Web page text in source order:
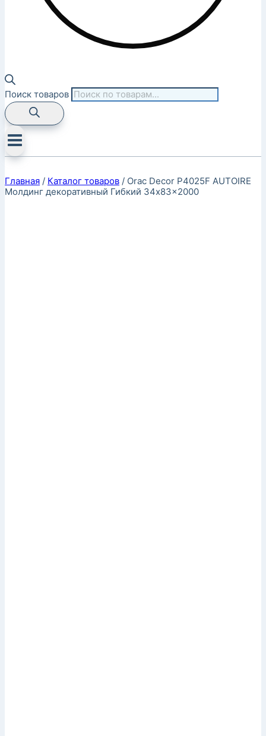
Поиск товаров
Главная / Каталог товаров / Orac Decor P4025F AUTOIRE
Молдинг декоративный Гибкий 34x83x2000